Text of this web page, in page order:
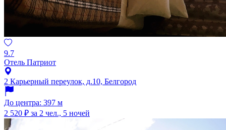
9.7
Отель Патриот
2 Карьерный переулок, д.10, Белгород
До центра: 397 м
2 520 ₽ за 2 чел., 5 ночей